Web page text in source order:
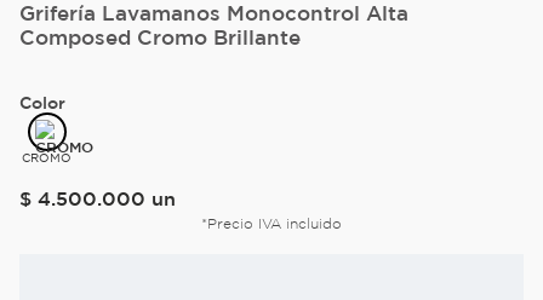
Grifería Lavamanos Monocontrol Alta
Composed Cromo Brillante
Color
CROMO
$ 4.500.000 un
*Precio IVA incluido